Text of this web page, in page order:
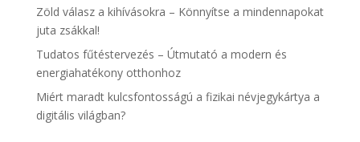
Zöld válasz a kihívásokra – Könnyítse a mindennapokat
juta zsákkal!
Tudatos fűtéstervezés – Útmutató a modern és
energiahatékony otthonhoz
Miért maradt kulcsfontosságú a fizikai névjegykártya a
digitális világban?